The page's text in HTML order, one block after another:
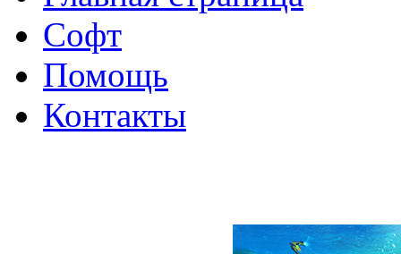
Софт
Помощь
Контакты